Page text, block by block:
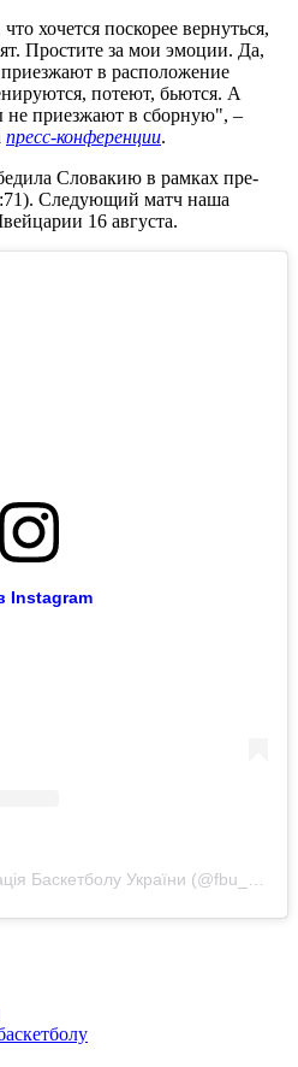
хочется поскорее вернуться,
Простите за мои эмоции. Да,
в расположение
потеют, бьются. А
не приезжают в сборную", –
пресс-конференции.
Словакию в рамках пре-
Следующий матч наша
16 августа.
Instagram